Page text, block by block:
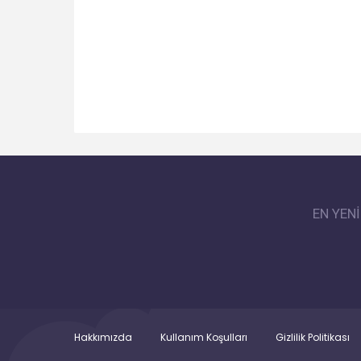
EN
Hakkımızda Kullanım Koşulları Gizlilik Politikası